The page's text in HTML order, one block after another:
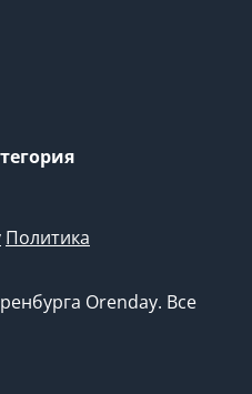
Политика
Orenday. Все